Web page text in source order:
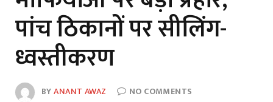
पांच ठिकानों पर सीलिंग-
ध्वस्तीकरण
BYANANT AWAZ NO COMMENTS